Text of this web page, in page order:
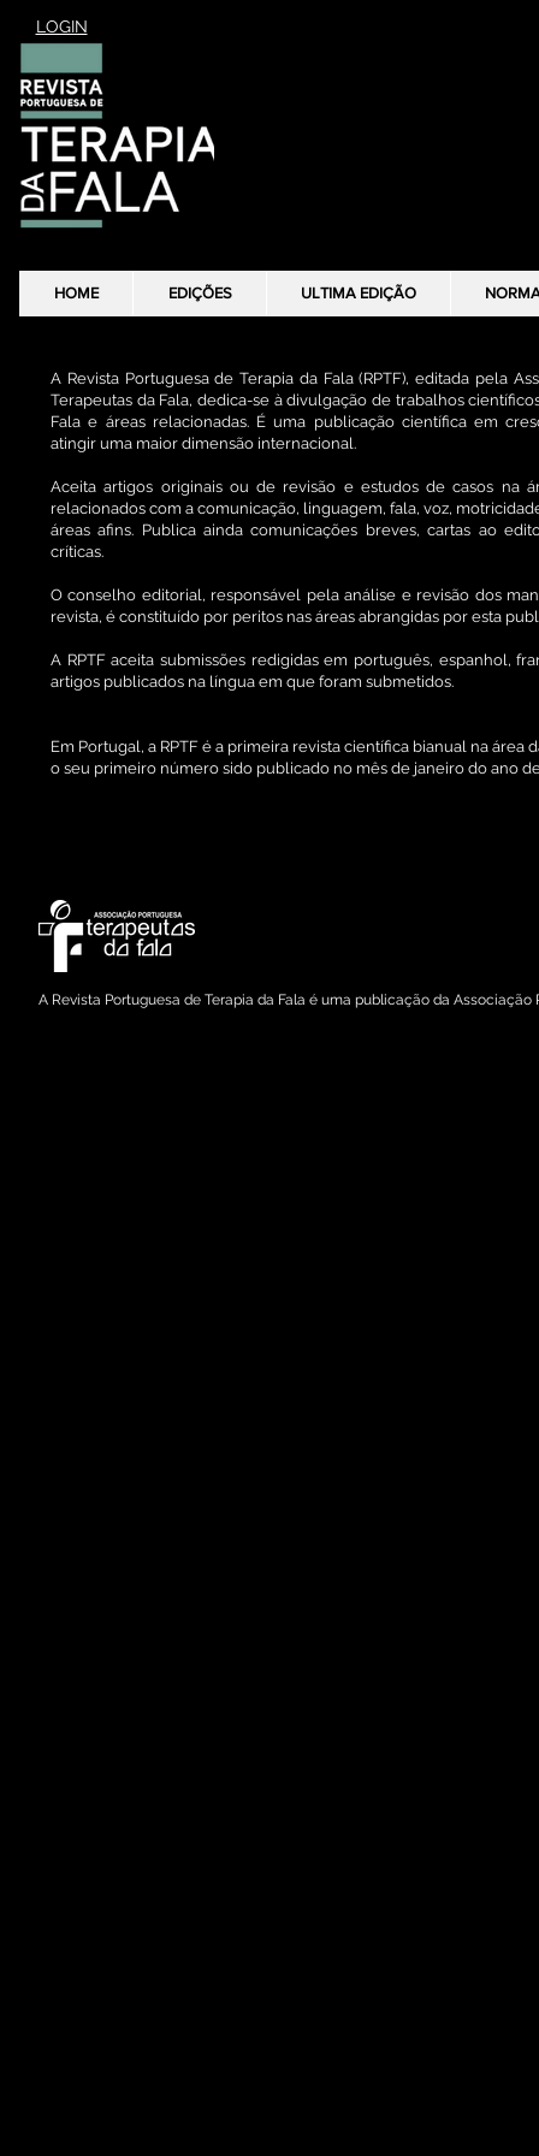
A Revista Portuguesa de Terapia da Fala (RPTF), editada pela
Terapeutas da Fala, dedica-se à divulgação de trabalhos
Fala e áreas relacionadas. É uma publicação científica em
atingir uma maior dimensão internacional.
Aceita artigos originais ou de revisão e estudos de casos na
relacionados com a comunicação, linguagem, fala, voz,
áreas afins. Publica ainda comunicações breves, cartas ao
críticas.
O conselho editorial, responsável pela análise e revisão dos
revista, é constituído por peritos nas áreas abrangidas por esta
A RPTF aceita submissões redigidas em português, espanhol,
artigos publicados na língua em que foram submetidos.
Em Portugal, a RPTF é a primeira revista científica bianual na área
o seu primeiro número sido publicado no mês de janeiro do ano
LOGIN
HOME EDIÇÕES ULTIMA EDIÇÃO
A Revista Portuguesa de Terapia da Fala é uma publicação da